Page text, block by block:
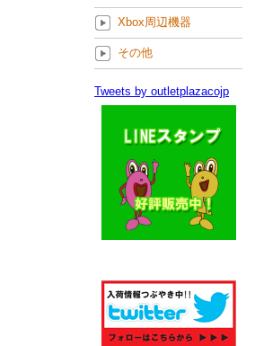
Xbox周辺機器
その他
Tweets by outletplazacojp